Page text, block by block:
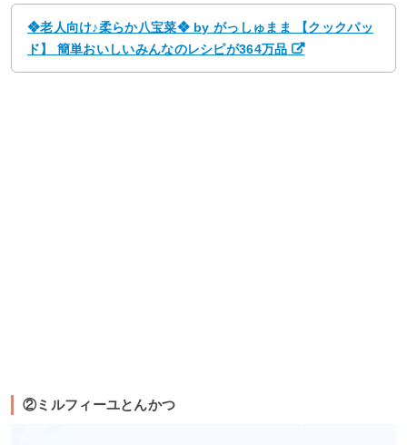
❖老人向け♪柔らか八宝菜❖ by がっしゅまま 【クックパッ
ド】 簡単おいしいみんなのレシピが364万品
②ミルフィーユとんかつ